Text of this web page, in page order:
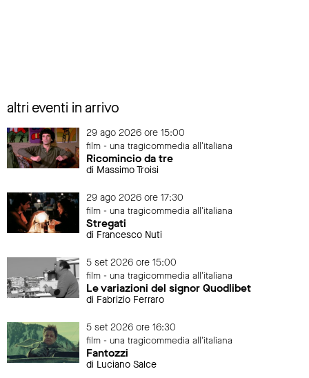
altri eventi in arrivo
29 ago 2026 ore 15:00
film - una tragicommedia all'italiana
Ricomincio da tre
di Massimo Troisi
29 ago 2026 ore 17:30
film - una tragicommedia all'italiana
Stregati
di Francesco Nuti
5 set 2026 ore 15:00
film - una tragicommedia all'italiana
Le variazioni del signor Quodlibet
di Fabrizio Ferraro
5 set 2026 ore 16:30
film - una tragicommedia all'italiana
Fantozzi
di Luciano Salce